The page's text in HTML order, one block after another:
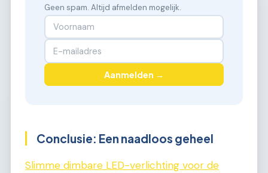
Geen spam. Altijd afmelden mogelijk.
Aanmelden →
Conclusie: Een naadloos geheel
Slimme dimbare LED-verlichting voor de